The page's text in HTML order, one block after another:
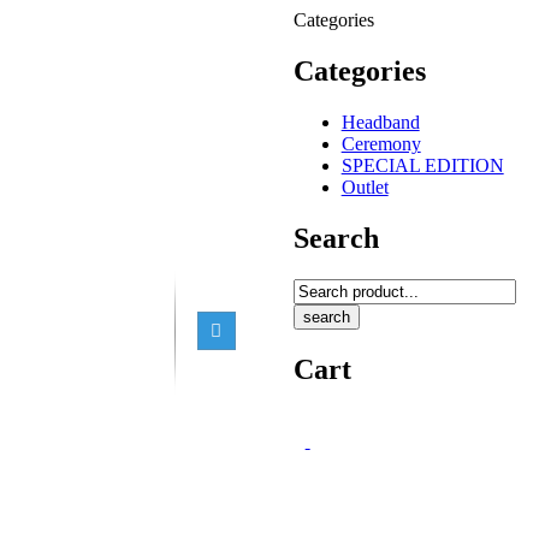
Categories
Categories
Headband
Ceremony
SPECIAL EDITION
Outlet
Search
search
Cart